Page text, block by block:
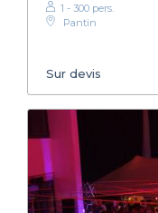
1 - 300 pers.
Pantin
Sur devis